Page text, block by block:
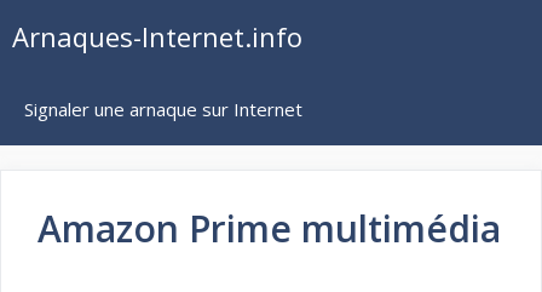
auArnaques-Internet.info
Signaler une arnaque sur Internet
Amazon Prime multimédia